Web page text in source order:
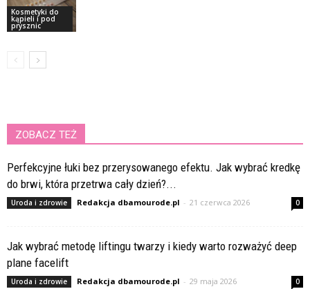
Kosmetyki do
kąpieli i pod
prysznic
ZOBACZ TEŻ
Perfekcyjne łuki bez przerysowanego efektu. Jak wybrać kredkę
do brwi, która przetrwa cały dzień?...
Uroda i zdrowie Redakcja dbamourode.pl - 21 czerwca 2026 0
Jak wybrać metodę liftingu twarzy i kiedy warto rozważyć deep
plane facelift
Uroda i zdrowie Redakcja dbamourode.pl - 29 maja 2026 0